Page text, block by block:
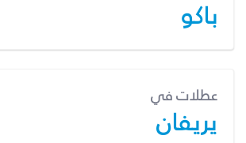
باكو
عطلات في
يريفان